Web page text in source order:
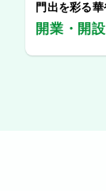
門出を彩る
開業・開